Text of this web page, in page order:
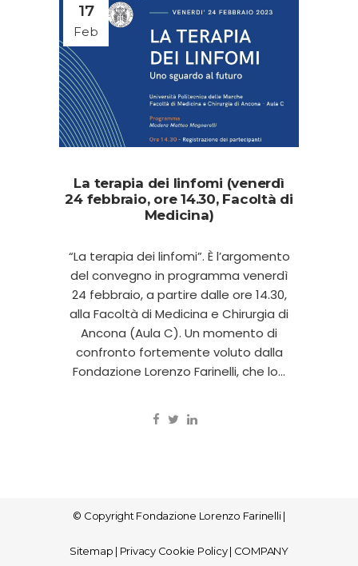
17
Feb
La terapia dei linfomi (venerdì
24 febbraio, ore 14.30, Facoltà di
Medicina)
“La terapia dei linfomi”. È l’argomento
del convegno in programma venerdì
24 febbraio, a partire dalle ore 14.30,
alla Facoltà di Medicina e Chirurgia di
Ancona (Aula C). Un momento di
confronto fortemente voluto dalla
Fondazione Lorenzo Farinelli, che lo...
© Copyright Fondazione Lorenzo Farinelli|
Sitemap | Privacy Cookie Policy| COMPANY